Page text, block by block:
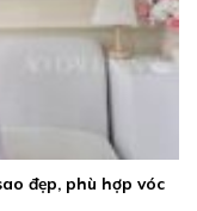
đẹp, phù hợp vóc